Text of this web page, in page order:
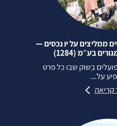
ממליצים על יו נכסים —
בע״מ (1284)
בשוק שבו כל פרט
על...